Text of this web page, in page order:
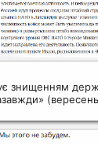
знищенням